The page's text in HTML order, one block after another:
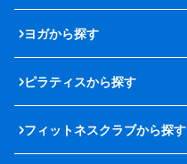
ヨガから探す
ピラティスから探す
フィットネスクラブから探す